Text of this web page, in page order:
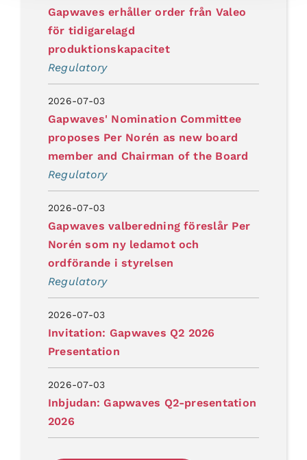
Gapwaves erhåller order från Valeo
för tidigarelagd
produktionskapacitet
Regulatory
2026-07-03
Gapwaves' Nomination Committee
proposes Per Norén as new board
member and Chairman of the Board
Regulatory
2026-07-03
Gapwaves valberedning föreslår Per
Norén som ny ledamot och
ordförande i styrelsen
Regulatory
2026-07-03
Invitation: Gapwaves Q2 2026
Presentation
2026-07-03
Inbjudan: Gapwaves Q2-presentation
2026